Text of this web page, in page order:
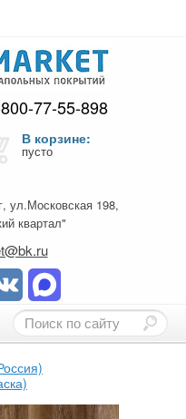
77-55-898
В корзине:
пусто
ул.Московская 198,
квартал"